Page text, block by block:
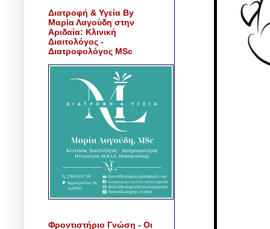
Διατροφή & Υγεία By
Μαρία Λαγούδη στην
Αριδαία: Κλινική
Διαιτολόγος -
Διατροφολόγος MSc
Φροντιστήριο Γνώση - Οι